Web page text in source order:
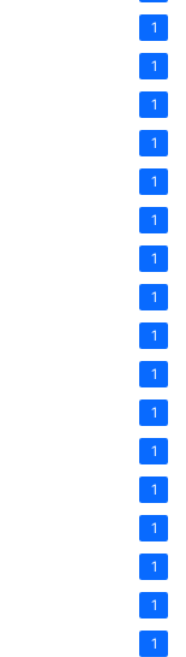
1
1
1
1
1
1
1
1
1
1
1
1
1
1
1
1
1